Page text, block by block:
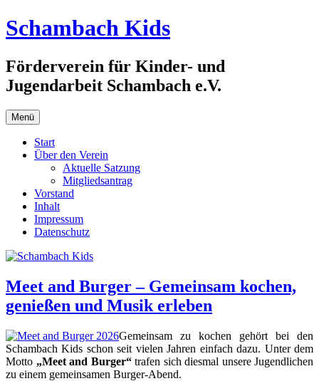
Zum
Inhalt
Schambach Kids
Förderverein für Kinder- und
Jugendarbeit Schambach e.V.
Menü
Start
Über den Verein
Aktuelle Satzung
Mitgliedsantrag
Vorstand
Inhalt
Impressum
Datenschutz
Meet and Burger – Gemeinsam kochen,
genießen und Musik erleben
Gemeinsam zu kochen gehört bei den
Schambach Kids schon seit vielen Jahren einfach dazu. Unter dem
Motto „Meet and Burger“trafen sich diesmal unsere Jugendlichen
zu einem gemeinsamen Burger-Abend.